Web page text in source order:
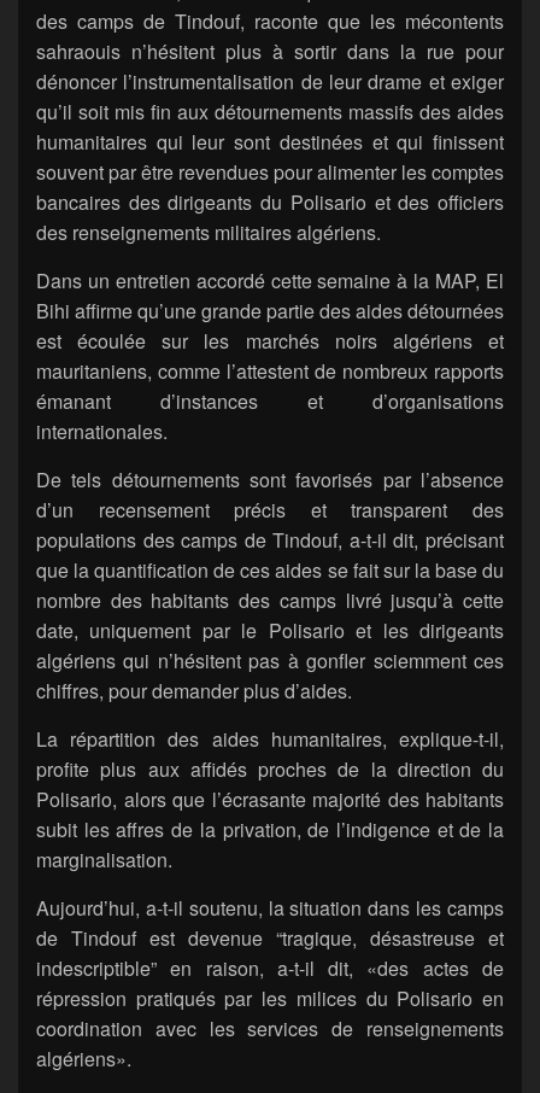
des camps de Tindouf, raconte que les mécontents
sahraouis n’hésitent plus à sortir dans la rue pour
dénoncer l’instrumentalisation de leur drame et exiger
qu’il soit mis fin aux détournements massifs des aides
humanitaires qui leur sont destinées et qui finissent
souvent par être revendues pour alimenter les comptes
bancaires des dirigeants du Polisario et des officiers
des renseignements militaires algériens.
Dans un entretien accordé cette semaine à la MAP, El
Bihi affirme qu’une grande partie des aides détournées
est écoulée sur les marchés noirs algériens et
mauritaniens, comme l’attestent de nombreux rapports
émanant d’instances et d’organisations
internationales.
De tels détournements sont favorisés par l’absence
d’un recensement précis et transparent des
populations des camps de Tindouf, a-t-il dit, précisant
que la quantification de ces aides se fait sur la base du
nombre des habitants des camps livré jusqu’à cette
date, uniquement par le Polisario et les dirigeants
algériens qui n’hésitent pas à gonfler sciemment ces
chiffres, pour demander plus d’aides.
La répartition des aides humanitaires, explique-t-il,
profite plus aux affidés proches de la direction du
Polisario, alors que l’écrasante majorité des habitants
subit les affres de la privation, de l’indigence et de la
marginalisation.
Aujourd’hui, a-t-il soutenu, la situation dans les camps
de Tindouf est devenue “tragique, désastreuse et
indescriptible” en raison, a-t-il dit, «des actes de
répression pratiqués par les milices du Polisario en
coordination avec les services de renseignements
algériens».